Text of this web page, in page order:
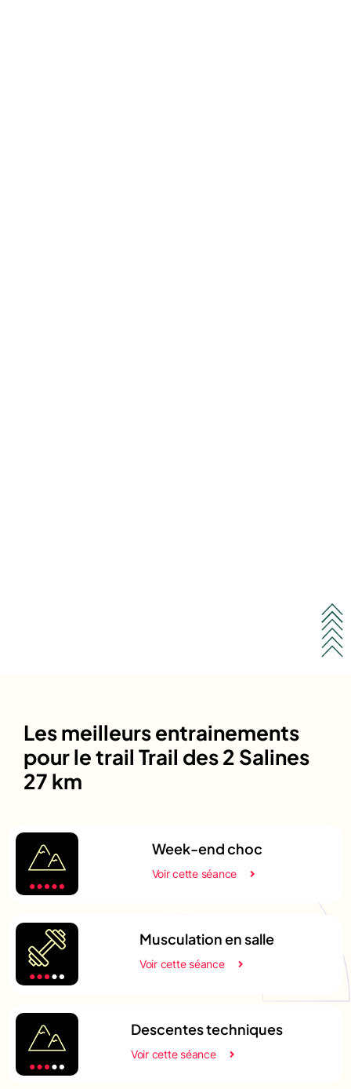
Les meilleurs entrainements
pour le trail Trail des 2 Salines
27 km
Week-end choc
Voir cette séance
Musculation en salle
Voir cette séance
Descentes techniques
Voir cette séance